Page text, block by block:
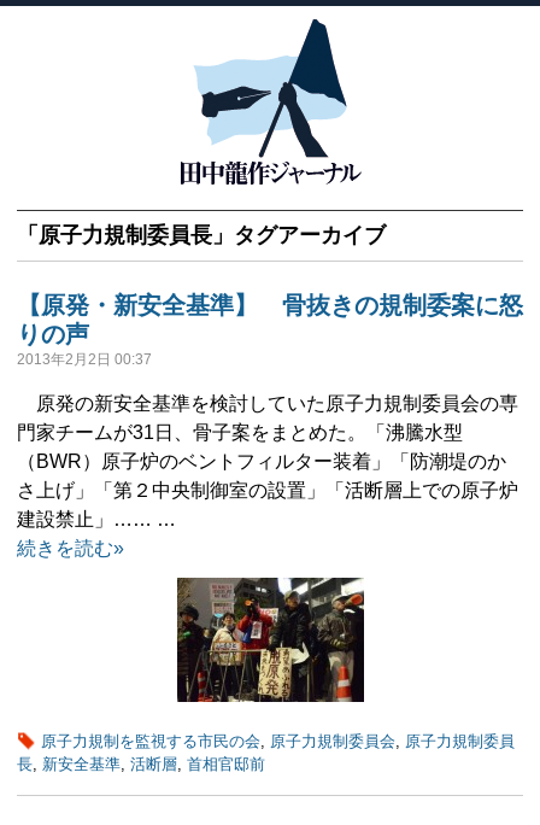
「 原子力規制委員長 」タグアーカイブ
【原発・新安全基準】 骨抜きの規制委案に怒
りの声
2013年2月2日 00:37
原発の新安全基準を検討していた原子力規制委員会の専
門家チームが31日、骨子案をまとめた。「沸騰水型
（BWR）原子炉のベントフィルター装着」「防潮堤のか
さ上げ」「第２中央制御室の設置」「活断層上での原子炉
建設禁止」…… …
続きを読む»
原子力規制を監視する市民の会, 原子力規制委員会, 原子力規制委員
長, 新安全基準, 活断層, 首相官邸前